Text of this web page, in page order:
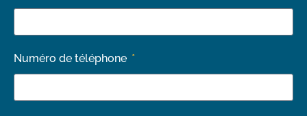
Numéro de téléphone